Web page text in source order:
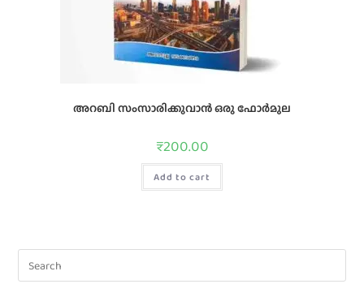
അറബി സംസാരിക്കുവാന്‍ ഒരു ഫോര്‍മുല
₹200.00
Add to cart